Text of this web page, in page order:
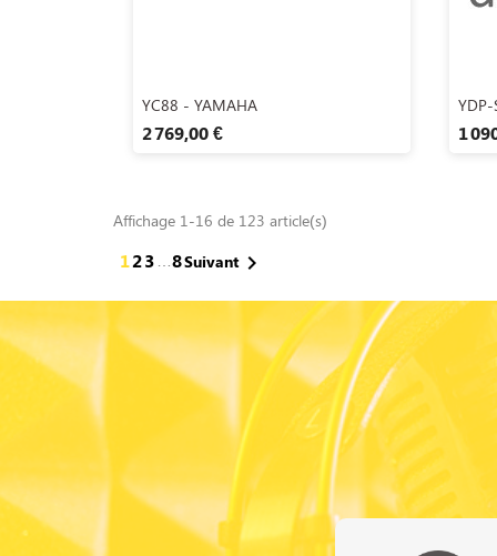
Aperçu rapide
YC88 - YAMAHA
2 769,00 €
YDP-
1
Affichage 1-16 de 123 article(s)
123 8Suivant